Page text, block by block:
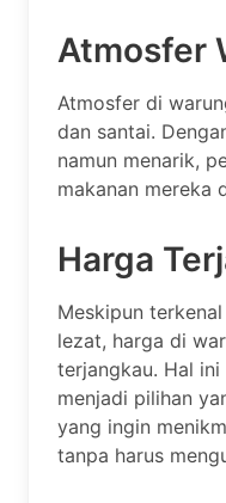
Atmosfer
Atmosfer di
dan santai.
namun menarik,
makanan mereka
Harga
Meskipun
lezat, harga di
terjangkau. Hal
menjadi pilihan
yang ingin
tanpa harus